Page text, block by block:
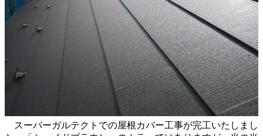
スーパーガルテクトでの屋根カバー工事が完工いたしまし